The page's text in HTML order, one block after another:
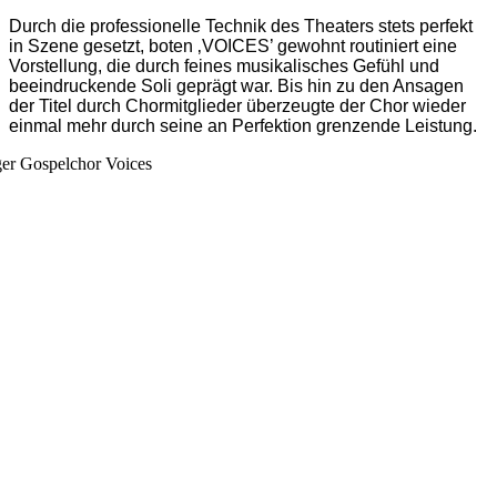
Durch die professionelle Technik des Theaters stets perfekt
in Szene gesetzt, boten ‚VOICES’ gewohnt routiniert eine
Vorstellung, die durch feines musikalisches Gefühl und
beeindruckende Soli geprägt war. Bis hin zu den Ansagen
der Titel durch Chormitglieder überzeugte der Chor wieder
einmal mehr durch seine an Perfektion grenzende Leistung.